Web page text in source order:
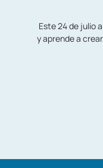
Este 24 de julio
y aprende a